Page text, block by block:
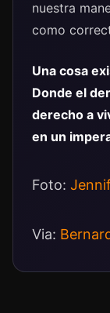
nuestra
como
Una cosa
Donde el
derecho a
en un
Foto:
Via: